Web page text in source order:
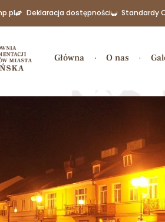
Deklaracja dostępności Standardy
Główna O nas